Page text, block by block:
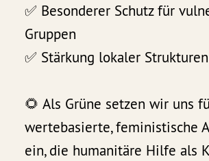
✅ Besonderer Schutz für
Gruppen
✅ Stärkung lokaler Strukturen
🌻 Als Grüne setzen wir uns
wertebasierte, feministische
ein, die humanitäre Hilfe als